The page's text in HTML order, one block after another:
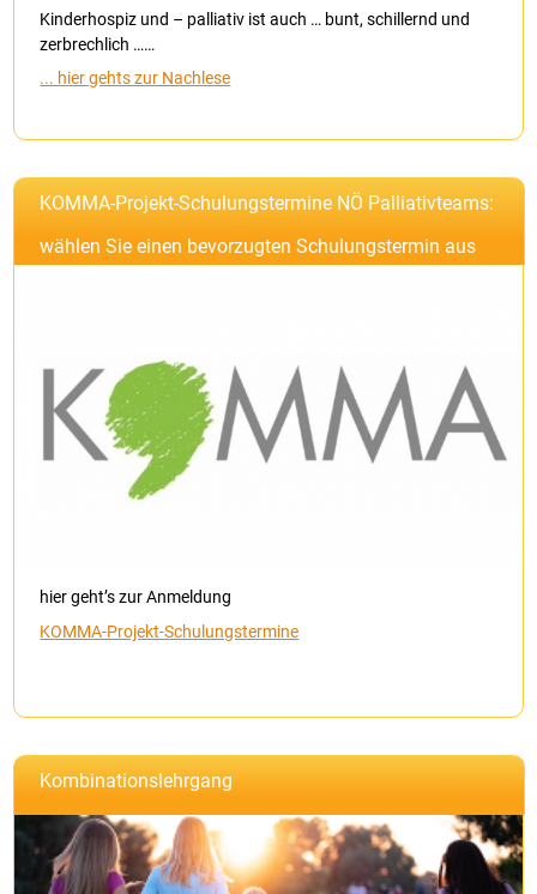
Kinderhospiz und – palliativ ist auch … bunt, schillernd und
zerbrechlich ……
... hier gehts zur Nachlese
KOMMA-Projekt-Schulungstermine NÖ Palliativteams:
wählen Sie einen bevorzugten Schulungstermin aus
hier geht’s zur Anmeldung
KOMMA-Projekt-Schulungstermine
Kombinationslehrgang